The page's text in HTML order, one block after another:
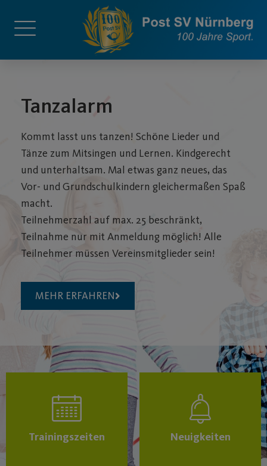
Tanzalarm
Kommt lasst uns tanzen! Schöne Lieder und
Tänze zum Mitsingen und Lernen. Kindgerecht
und unterhaltsam. Mal etwas ganz neues, das
Vor- und Grundschulkindern gleichermaßen Spaß
macht.
Teilnehmerzahl auf max. 25 beschränkt,
Teilnahme nur mit Anmeldung möglich! Alle
Teilnehmer müssen Vereinsmitglieder sein!
MEHR ERFAHREN
Trainingszeiten Neuigkeiten